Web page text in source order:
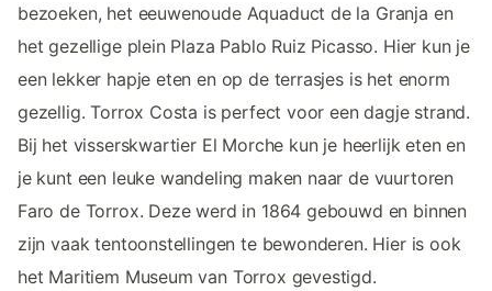
bezoeken, het eeuwenoude Aquaduct de la Granja en
het gezellige plein Plaza Pablo Ruiz Picasso. Hier kun je
een lekker hapje eten en op de terrasjes is het enorm
gezellig. Torrox Costa is perfect voor een dagje strand.
Bij het visserskwartier El Morche kun je heerlijk eten en
je kunt een leuke wandeling maken naar de vuurtoren
Faro de Torrox. Deze werd in 1864 gebouwd en binnen
zijn vaak tentoonstellingen te bewonderen. Hier is ook
het Maritiem Museum van Torrox gevestigd.